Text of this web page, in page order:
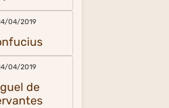
04/2019
04/2019
de